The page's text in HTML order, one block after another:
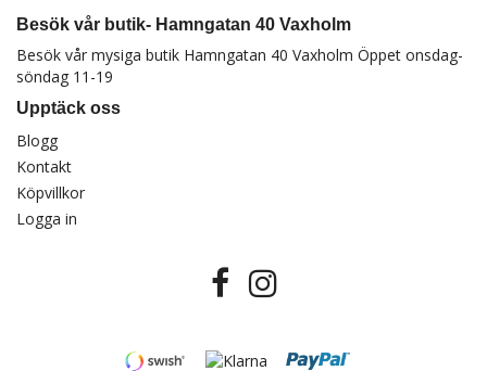
Besök vår butik- Hamngatan 40 Vaxholm
Besök vår mysiga butik Hamngatan 40 Vaxholm Öppet onsdag-
söndag 11-19
Upptäck oss
Blogg
Kontakt
Köpvillkor
Logga in